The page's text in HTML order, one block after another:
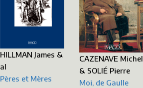
HILLMAN James &
al
Pères et Mères
CAZENAVE Michel
& SOLIÉ Pierre
Moi, de Gaulle